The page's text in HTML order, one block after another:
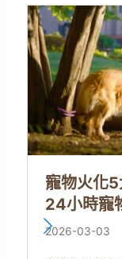
寵物火化5
24小時寵
2026-03-03